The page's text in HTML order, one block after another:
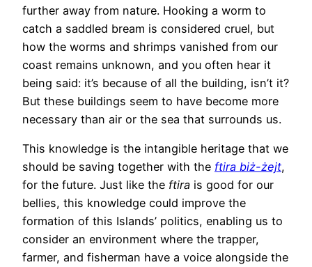
further away from nature. Hooking a worm to
catch a saddled bream is considered cruel, but
how the worms and shrimps vanished from our
coast remains unknown, and you often hear it
being said: it’s because of all the building, isn’t it?
But these buildings seem to have become more
necessary than air or the sea that surrounds us.
This knowledge is the intangible heritage that we
should be saving together with the ftira biż-żejt,
for the future. Just like the ftira is good for our
bellies, this knowledge could improve the
formation of this Islands’ politics, enabling us to
consider an environment where the trapper,
farmer, and fisherman have a voice alongside the